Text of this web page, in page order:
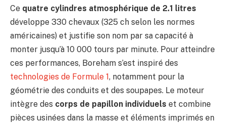
Ce quatre cylindres atmosphérique de 2.1 litres
développe 330 chevaux (325 ch selon les normes
américaines) et justifie son nom par sa capacité à
monter jusqu’à 10 000 tours par minute. Pour atteindre
ces performances, Boreham s’est inspiré des
technologies de Formule 1, notamment pour la
géométrie des conduits et des soupapes. Le moteur
intègre des corps de papillon individuels et combine
pièces usinées dans la masse et éléments imprimés en